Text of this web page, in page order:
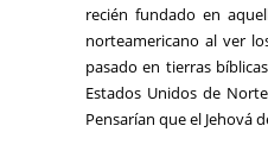
recién fundado en
norteamericano al ver
pasado en tierras
Estados Unidos de
Pensarían que el Jehová